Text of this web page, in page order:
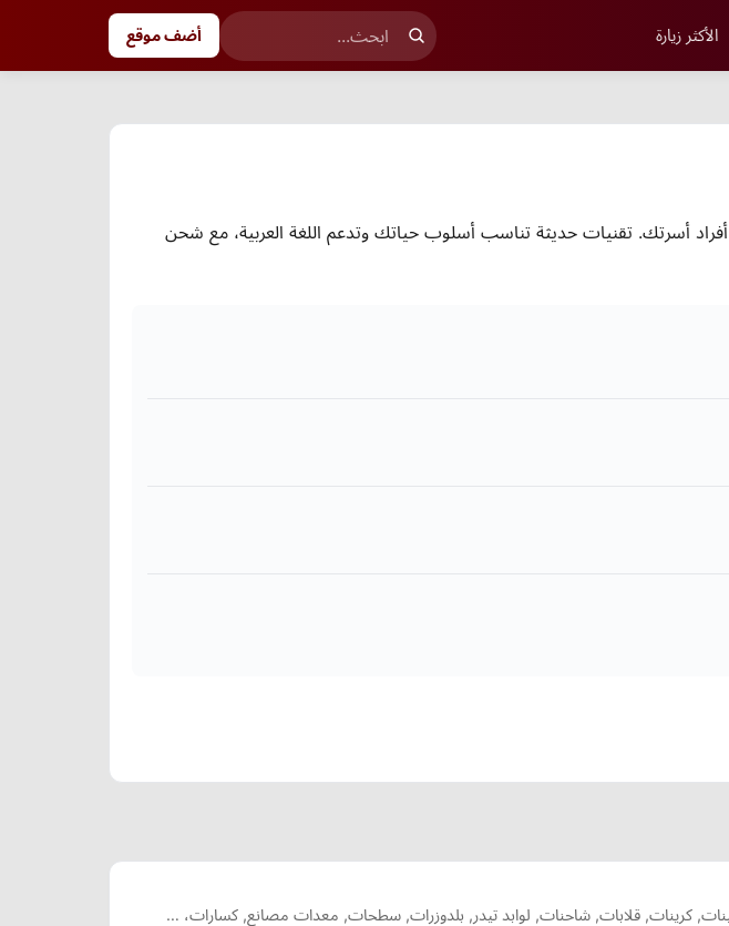
الأكثر زيارة أضف موقع
أسرتك. تقنيات حديثة تناسب أسلوب حياتك وتدعم اللغة العربية، مع شحن
كرينات, قلابات, شاحنات, لوابد تيدر, بلدوزرات, سطحات, معدات مصانع, كسارات، …